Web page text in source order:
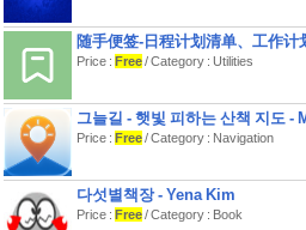
3. 즐겨찾기
- 톡톡 즐겨찾
볼 수 있어요
4. 검색
을 통해 바로
5. 나만의 맞춤
随手便签-日程计划清单、工作计
Price : Free/ Category : Utilities
그늘길 - 햇빛 피하는 산책 지도 -
Price : Free/ Category : Navigation
다섯별책장 - Yena Kim
Price : Free/ Category : Book